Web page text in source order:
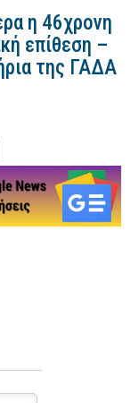
η 46χρονη
επίθεση –
της ΓΑΔΑ